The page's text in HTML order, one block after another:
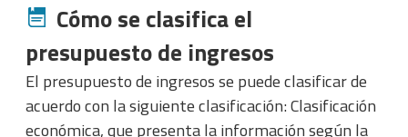
Cómo se clasifica el
presupuesto de ingresos
El presupuesto de ingresos se puede clasificar de
acuerdo con la siguiente clasificación: Clasificación
económica, que presenta la información según la